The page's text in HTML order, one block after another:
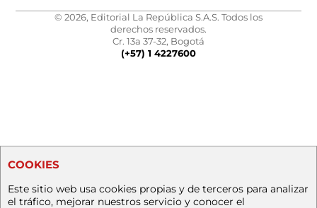
© 2026, Editorial La República S.A.S. Todos los
derechos reservados.
Cr. 13a 37-32, Bogotá
(+57) 1 4227600
COOKIES
Este sitio web usa cookies propias y de terceros para analizar
el tráfico, mejorar nuestros servicio y conocer el